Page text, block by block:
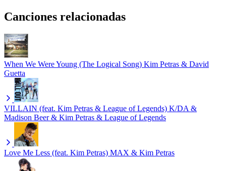
Canciones relacionadas
When We Were Young (The Logical Song) Kim Petras & David
Guetta
VILLAIN (feat. Kim Petras & League of Legends) K/DA &
Madison Beer & Kim Petras & League of Legends
Love Me Less (feat. Kim Petras) MAX & Kim Petras